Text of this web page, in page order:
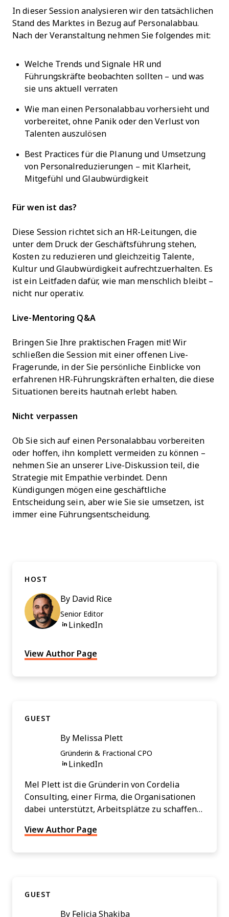
In dieser Session analysieren wir den tatsächlichen
Stand des Marktes in Bezug auf Personalabbau.
Nach der Veranstaltung nehmen Sie folgendes mit:
Welche Trends und Signale HR und
Führungskräfte beobachten sollten – und was
sie uns aktuell verraten
Wie man einen Personalabbau vorhersieht und
vorbereitet, ohne Panik oder den Verlust von
Talenten auszulösen
Best Practices für die Planung und Umsetzung
von Personalreduzierungen – mit Klarheit,
Mitgefühl und Glaubwürdigkeit
Für wen ist das?
Diese Session richtet sich an HR-Leitungen, die
unter dem Druck der Geschäftsführung stehen,
Kosten zu reduzieren und gleichzeitig Talente,
Kultur und Glaubwürdigkeit aufrechtzuerhalten. Es
ist ein Leitfaden dafür, wie man menschlich bleibt –
nicht nur operativ.
Live-Mentoring Q&A
Bringen Sie Ihre praktischen Fragen mit! Wir
schließen die Session mit einer offenen Live-
Fragerunde, in der Sie persönliche Einblicke von
erfahrenen HR-Führungskräften erhalten, die diese
Situationen bereits hautnah erlebt haben.
Nicht verpassen
Ob Sie sich auf einen Personalabbau vorbereiten
oder hoffen, ihn komplett vermeiden zu können –
nehmen Sie an unserer Live-Diskussion teil, die
Strategie mit Empathie verbindet. Denn
Kündigungen mögen eine geschäftliche
Entscheidung sein, aber wie Sie sie umsetzen, ist
immer eine Führungsentscheidung.
HOST
By David Rice
Senior Editor
LinkedInOpens new window
View Author Page
GUEST
By Melissa Plett
Gründerin & Fractional CPO
LinkedInOpens new window
Mel Plett ist die Gründerin von Cordelia
Consulting, einer Firma, die Organisationen
dabei unterstützt, Arbeitsplätze zu schaffen,
gedeihen. Sie bringt mehr als 20 Jahre
außerdem Co-Gründerin und Co-Moderatorin
View Author Page
GUEST
By Felicia Shakiba